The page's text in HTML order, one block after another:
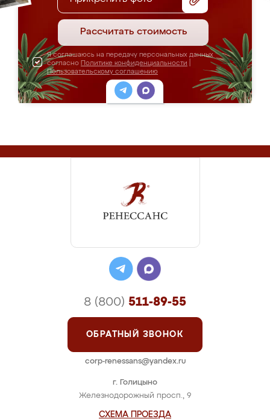
Рассчитать стоимость
Я соглашаюсь на передачу персональных данных
согласно Политике конфиденциальности
Пользовательскому соглашению
г. Голицыно
Железнодорожный просп., 9
СХЕМА ПРОЕЗДА
8 (800) 511-89-55
ОБРАТНЫЙ ЗВОНОК
corp-renessans@yandex.ru